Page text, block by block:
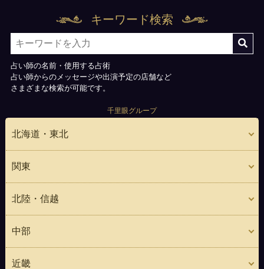
キーワード検索
占い師の名前・使用する占術
占い師からのメッセージや出演予定の店舗など
さまざまな検索が可能です。
千里眼グループ
北海道・東北
関東
北陸・信越
中部
近畿